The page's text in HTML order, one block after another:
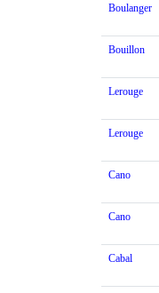
Boulanger
Bouillon
Lerouge
Lerouge
Cano
Cano
Cabal